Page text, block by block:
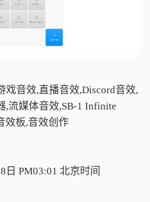
戏音效,直播音效,Discord音效,
,流媒体音效,SB-1 Infinite
效板,音效创作
日 PM03:01 北京时间
北京时间